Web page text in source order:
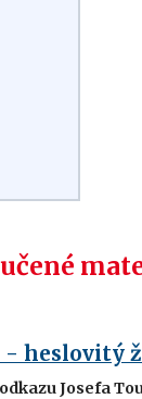
- heslovitý
Josefa